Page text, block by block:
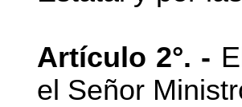
Artículo 2°. -
el Señor